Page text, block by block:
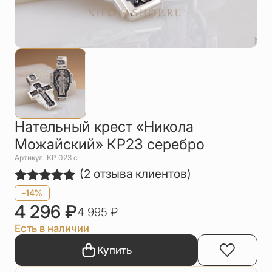
Цепи
Чётки
Шнурки на
Другое
Нательный крест «Никола
Можайский» КР23 серебро
Артикул: КР 023 c
Рейтинг
5.00из 5
на основе
опроса
2
пользователей
(2 отзыва клиентов)
-14%
4 296 ₽4 995₽
Есть в наличии
Купить